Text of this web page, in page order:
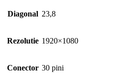
Diagonal 23,8
Rezolutie 1920×1080
Conector 30 pini